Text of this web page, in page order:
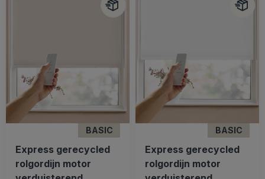
BASIC
Express gerecycled
rolgordijn motor
BASIC
Express gerecycled
rolgordijn motor